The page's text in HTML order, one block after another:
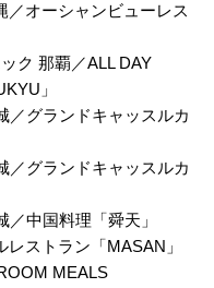
／オーシャンビューレス
ク 那覇／ALL DAY
」
／グランドキャッスルカ
／グランドキャッスルカ
中国料理「舜天」
ストラン「MASAN」
MEALS